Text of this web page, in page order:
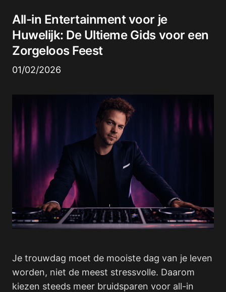
All-in Entertainment voor je
Huwelijk: De Ultieme Gids voor een
Zorgeloos Feest
01/02/2026
Je trouwdag moet de mooiste dag van je leven
worden, niet de meest stressvolle. Daarom
kiezen steeds meer bruidsparen voor all-in